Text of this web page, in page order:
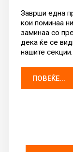
Заврши една
кои поминаа
заминаа со
дека ќе се
нашите секции.
ПОВЕЌЕ...